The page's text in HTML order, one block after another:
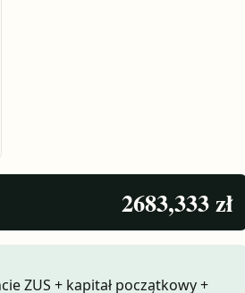
2683,333 zł
ZUS + kapitał początkowy +